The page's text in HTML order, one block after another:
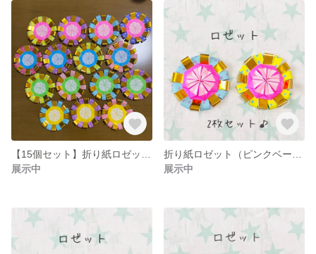
展示中
展示中